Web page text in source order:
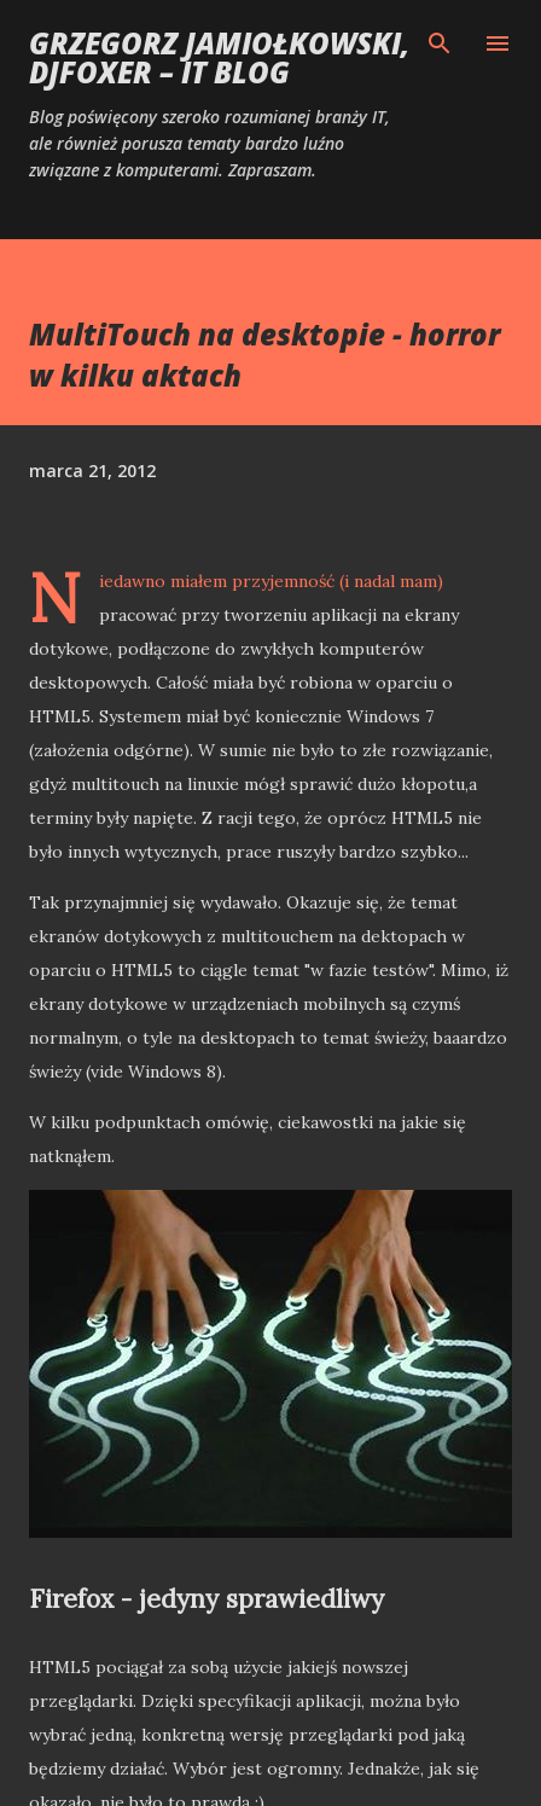
Przejdź do głównej zawartości
GRZEGORZ JAMIOŁKOWSKI,
DJFOXER – IT BLOG
Blog poświęcony szeroko rozumianej branży IT,
ale również porusza tematy bardzo luźno
związane z komputerami. Zapraszam.
MultiTouch na desktopie - horror
w kilku aktach
marca 21, 2012
N
iedawno miałem przyjemność (i nadal mam)
pracować przy tworzeniu aplikacji na ekrany
dotykowe, podłączone do zwykłych komputerów
desktopowych. Całość miała być robiona w oparciu o
HTML5. Systemem miał być koniecznie Windows 7
(założenia odgórne). W sumie nie było to złe rozwiązanie,
gdyż multitouch na linuxie mógł sprawić dużo kłopotu,a
terminy były napięte. Z racji tego, że oprócz HTML5 nie
było innych wytycznych, prace ruszyły bardzo szybko...
Tak przynajmniej się wydawało. Okazuje się, że temat
ekranów dotykowych z multitouchem na dektopach w
oparciu o HTML5 to ciągle temat "w fazie testów". Mimo, iż
ekrany dotykowe w urządzeniach mobilnych są czymś
normalnym, o tyle na desktopach to temat świeży, baaardzo
świeży (vide Windows 8).
W kilku podpunktach omówię, ciekawostki na jakie się
natknąłem.
Firefox - jedyny sprawiedliwy
HTML5 pociągał za sobą użycie jakiejś nowszej
przeglądarki. Dzięki specyfikacji aplikacji, można było
wybrać jedną, konkretną wersję przeglądarki pod jaką
będziemy działać. Wybór jest ogromny. Jednakże, jak się